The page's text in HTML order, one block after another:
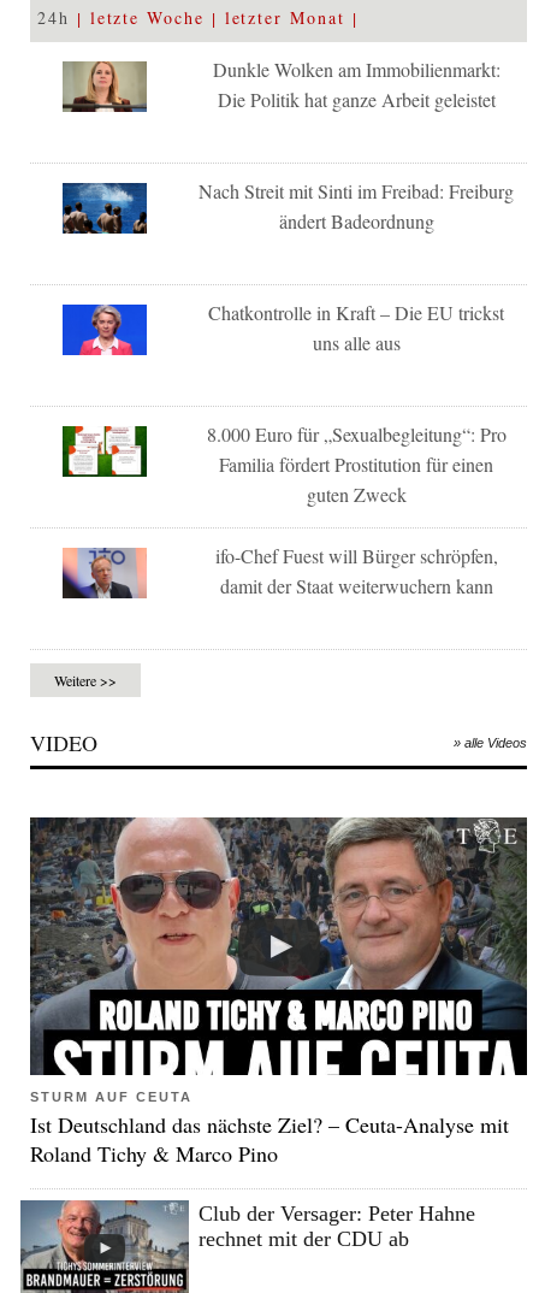
24h letzte Woche letzter Monat
Dunkle Wolken am Immobilienmarkt:
Die Politik hat ganze Arbeit geleistet
Nach Streit mit Sinti im Freibad: Freiburg
ändert Badeordnung
Chatkontrolle in Kraft – Die EU trickst
uns alle aus
8.000 Euro für „Sexualbegleitung“: Pro
Familia fördert Prostitution für einen
guten Zweck
ifo-Chef Fuest will Bürger schröpfen,
damit der Staat weiterwuchern kann
Weitere >>
VIDEO » alle Videos
STURM AUF CEUTA
Ist Deutschland das nächste Ziel? – Ceuta-Analyse mit
Roland Tichy & Marco Pino
Club der Versager: Peter Hahne
rechnet mit der CDU ab